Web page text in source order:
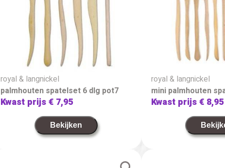
royal & langnickel
palmhouten spatelset 6 dlg pot7
Kwast prijs€ 7,95
Bekijken
royal & langnickel
mini palmhouten
Kwast prijs€ 8,95